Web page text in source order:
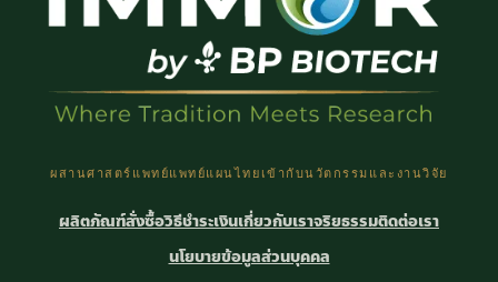
ผสานศาสตร์แพทย์แพทย์แผนไทยเข้ากับนวัตกรรมและงานวิจัย
ผลิตภัณฑ์สั่งซื้อวิธีชำระเงินเกี่ยวกับเราจริยธรรมติดต่อเรา
นโยบายข้อมูลส่วนบุคคล